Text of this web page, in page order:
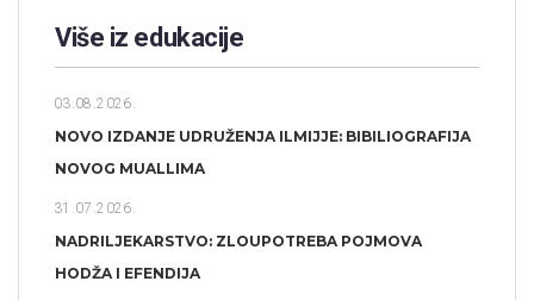
Više iz edukacije
03.08.2026.
NOVO IZDANJE UDRUŽENJA ILMIJJE: BIBILIOGRAFIJA
NOVOG MUALLIMA
31.07.2026.
NADRILJEKARSTVO: ZLOUPOTREBA POJMOVA
HODŽA I EFENDIJA